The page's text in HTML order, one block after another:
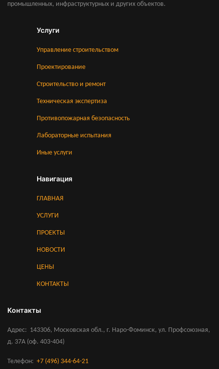
промышленных, инфраструктурных и других объектов.
Услуги
Управление строительством
Проектирование
Строительство и ремонт
Техническая экспертиза
Противопожарная безопасность
Лабораторные испытания
Иные услуги
Навигация
ГЛАВНАЯ
УСЛУГИ
ПРОЕКТЫ
НОВОСТИ
ЦЕНЫ
КОНТАКТЫ
Контакты
Адрес
143306, Московская обл., г. Наро-Фоминск, ул. Профсоюзная,
д. 37А (оф. 403-404)
Телефон +7 (496) 344-64-21